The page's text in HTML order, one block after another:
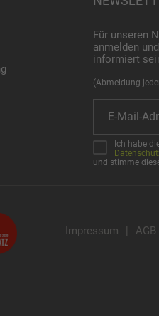
Für unseren
anmelden
informiert
(Abmeldung
Ich habe
und stimme
Impressum | AGB